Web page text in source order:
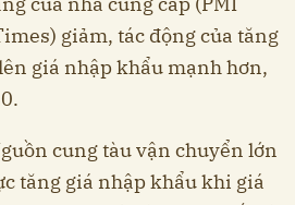
giảm, tác động của tăng
giá nhập khẩu mạnh hơn,
cung tàu vận chuyển lớn
tăng giá nhập khẩu khi giá